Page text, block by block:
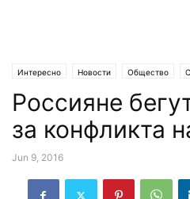
Интересно Новости Общество
Россияне
за конфликта
Jun 9, 2016